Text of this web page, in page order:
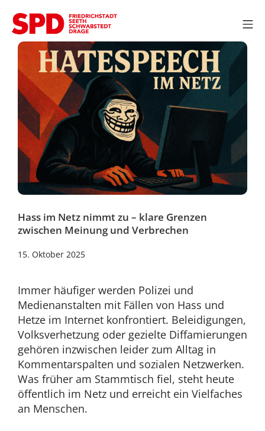
Inhalt
springenSPD OV Friedrichstadt
Hass im Netz nimmt zu – klare Grenzen
zwischen Meinung und Verbrechen
15. Oktober 202519.
Immer häufiger werden Polizei und
Medienanstalten mit Fällen von Hass und
Hetze im Internet konfrontiert. Beleidigungen,
Volksverhetzung oder gezielte Diffamierungen
gehören inzwischen leider zum Alltag in
Kommentarspalten und sozialen Netzwerken.
Was früher am Stammtisch fiel, steht heute
öffentlich im Netz und erreicht ein Vielfaches
an Menschen.